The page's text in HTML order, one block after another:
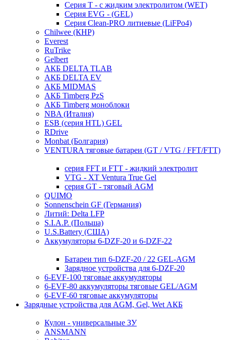
Серия T - с жидким электролитом (WET)
Серия EVG - (GEL)
Серия Clean-PRO литиевые (LiFPo4)
Chilwee (КНР)
Everest
RuTrike
Gelbert
АКБ DELTA TLAB
АКБ DELTA EV
АКБ MIDMAS
АКБ Timberg PzS
АКБ Timberg моноблоки
NBA (Италия)
ESB (серия HTL) GEL
RDrive
Monbat (Болгария)
VENTURA тяговые батареи (GT / VTG / FFT/FTT)
серия FFT и FTT - жидкий электролит
VTG - XT Ventura True Gel
серия GT - тяговый AGM
QUIMO
Sonnenschein GF (Германия)
Литий: Delta LFP
S.I.A.P. (Польша)
U.S.Battery (США)
Аккумуляторы 6-DZF-20 и 6-DZF-22
Батареи тип 6-DZF-20 / 22 GEL-AGM
Зарядное устройства для 6-DZF-20
6-EVF-100 тяговые аккумуляторы
6-EVF-80 аккумуляторы тяговые GEL/AGM
6-EVF-60 тяговые аккумуляторы
Зарядные устройства для AGM, Gel, Wet АКБ
Кулон - универсальные ЗУ
ANSMANN